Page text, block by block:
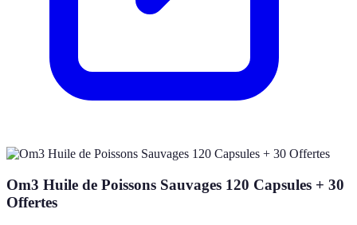
Om3 Huile de Poissons Sauvages 120 Capsules + 30
Offertes